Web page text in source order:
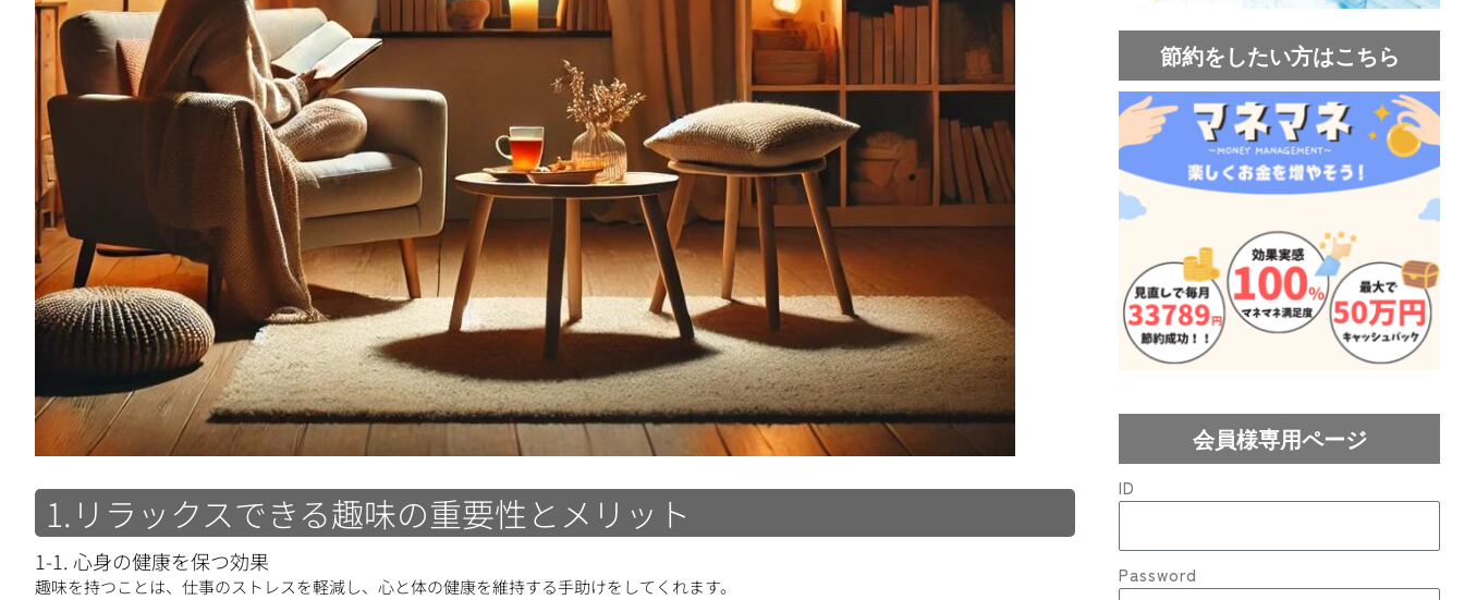
1.リラックスできる趣味の重要性とメリット
1-1. 心身の健康を保つ効果
趣味を持つことは、仕事のストレスを軽減し、心と体の健康を維持する手助けをしてくれます。
節約をしたい方はこちら
会員様専用ページ
ID
Password